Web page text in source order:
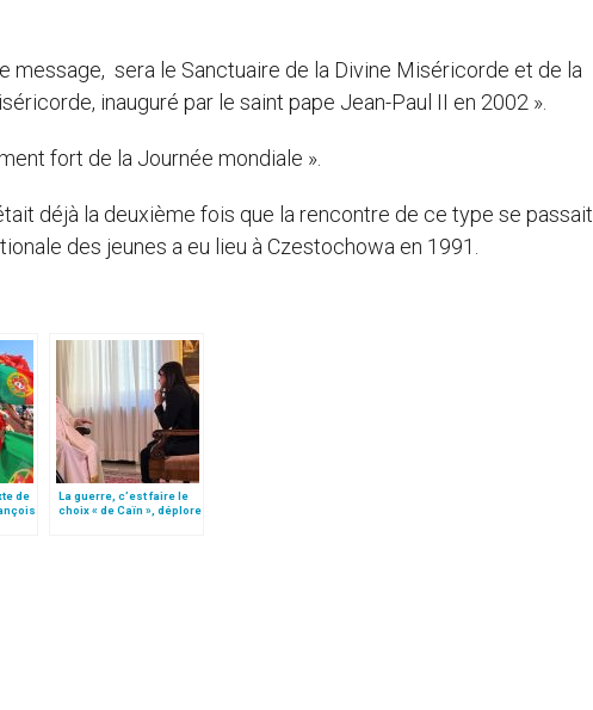
message, sera le Sanctuaire de la Divine Miséricorde et de la
inauguré par le saint pape Jean-Paul II en 2002 ».
fort de la Journée mondiale ».
déjà la deuxième fois que la rencontre de ce type se passait
des jeunes a eu lieu à Czestochowa en 1991.
de
La guerre, c’est faire le
choix « de Caïn », déplore